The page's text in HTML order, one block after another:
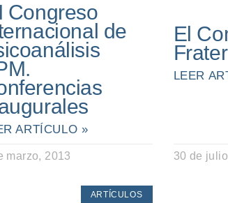
Congreso
de
ARTÍCULO »
marzo, 2013
El
LEER
30 de
ARTÍCULOS